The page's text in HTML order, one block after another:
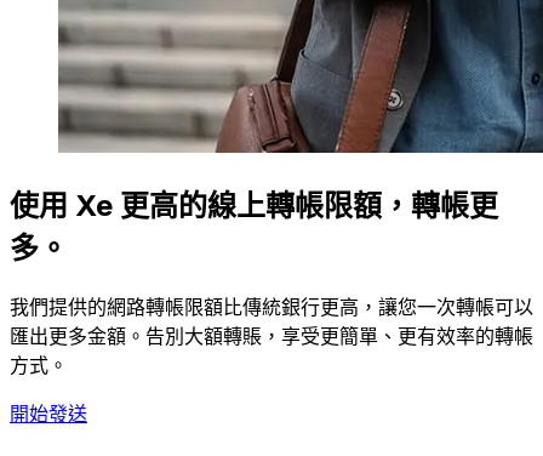
使用 Xe 更高的線上轉帳限額，轉帳更
多。
我們提供的網路轉帳限額比傳統銀行更高，讓您一次轉帳可以
匯出更多金額。告別大額轉賬，享受更簡單、更有效率的轉帳
方式。
開始發送